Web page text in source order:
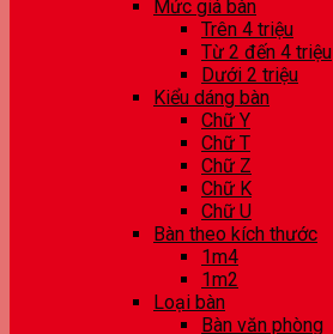
Mức giá bàn
Trên 4 triệu
Từ 2 đến 4 triệu
Dưới 2 triệu
Kiểu dáng bàn
Chữ Y
Chữ T
Chữ Z
Chữ K
Chữ U
Bàn theo kích thước
1m4
1m2
Loại bàn
Bàn văn phòng